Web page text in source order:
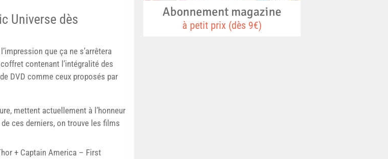
Universe dès
que ça ne s’arrêtera
contenant l’intégralité des
DVD comme ceux proposés par
mettent actuellement à l’honneur
de ces derniers, on trouve les films
+ Captain America – First
Abonnement magazine
à petit prix (dès 9€)